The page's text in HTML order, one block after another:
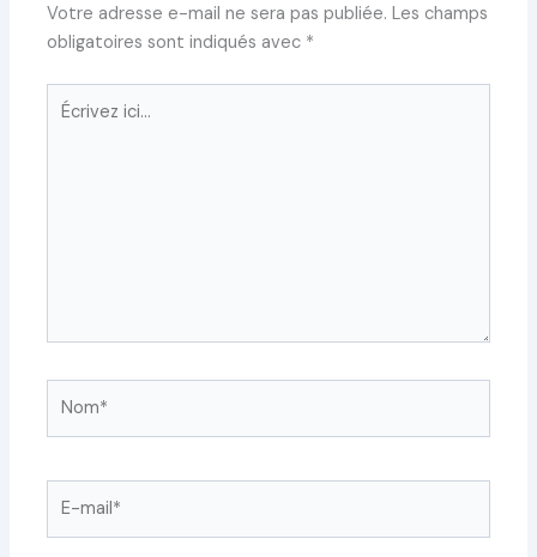
Votre adresse e-mail ne sera pas publiée. Les champs
obligatoires sont indiqués avec *
Écrivez
ici…
mail*